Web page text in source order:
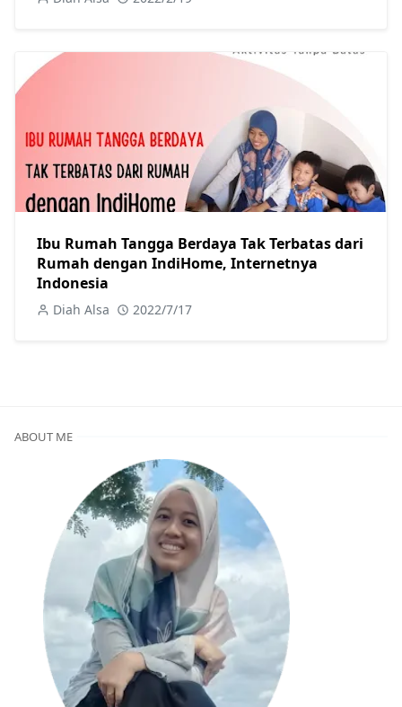
Ibu Rumah Tangga Berdaya Tak Terbatas dari
Rumah dengan IndiHome, Internetnya
Indonesia
Diah Alsa 2022/7/17
ABOUT ME